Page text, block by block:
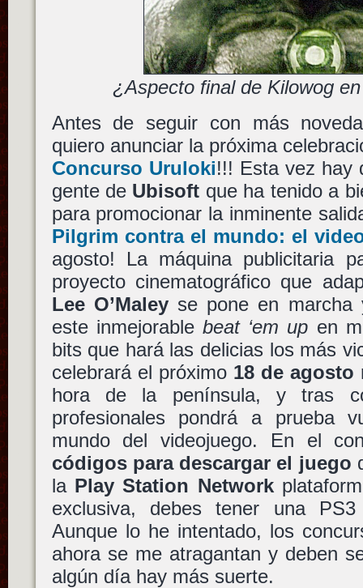
¿Aspecto final de Kilowog
Antes de seguir con más
quiero anunciar la próxima
Concurso Uruloki!!! Esta vez hay
gente de Ubisoft que ha tenido a
para promocionar la inminente
Pilgrim contra el mundo: el
agosto! La máquina publicitaria
proyecto cinematográfico que
Lee O’Maleyse pone en
este inmejorable beat ‘em up en
bits que hará las delicias los más
celebrará el próximo 18 de agosto
hora de la península, y tras
profesionales pondrá a prueba
mundo del videojuego. En el
códigos para descargar el juego
la Play Station Network
exclusiva, debes tener una
Aunque lo he intentado, los
ahora se me atragantan y deben
algún día hay más suerte.